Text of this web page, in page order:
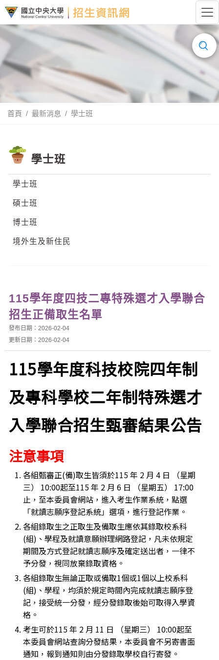
國立中央大學招生資訊網LOGO
搜
尋......
首頁 最新消息 學士班
學士班
學士班
碩士班
博士班
境外生及新住民
115學年度四技二專特殊選才入學聯合
招生正備取生名單
發布日期：2026-02-04
更新日期：2026-02-04
115學年度科技校院四年制
及專科學校二年制特殊選才
入學聯合招生甄審結果公告
注意事項
各組甄審正(備)取生皆須於115 年 2 月 4 日 （星期
三） 10:00起至115 年 2 月 6 日 （星期五） 17:00
止，至本委員會網站，進入考生作業系統，點選
「就讀志願序登記系統」選項，進行登記作業。
各組錄取生之正取生及備取生應依其錄取校系科
(組)、學程及就讀意願辦理網路登記，凡未依規定
期間及方式登記就讀志願序及確定送出者，一律不
予分發，視同放棄錄取資格。
各組錄取生無論正取或備取1個或1個以上校系科
(組)、學程，均須於規定時間內完成就讀志願序登
記，接受統一分發，經分發錄取後始可取得入學資
格。
考生可於115 年 2 月 11 日 （星期三） 10:00起至
本委員會網站查詢分發結果，本委員會不另寄書面
通知，報到通知則由分發錄取學校自行寄發。